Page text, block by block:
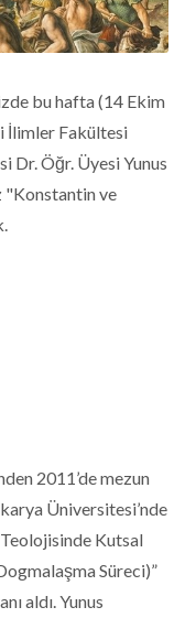
bu hafta (14 Ekim
İlimler Fakültesi
Dr. Öğr. Üyesi Yunus
"Konstantin ve
2011’de mezun
Üniversitesi’nde
Kutsal
Süreci)”
aldı. Yunus